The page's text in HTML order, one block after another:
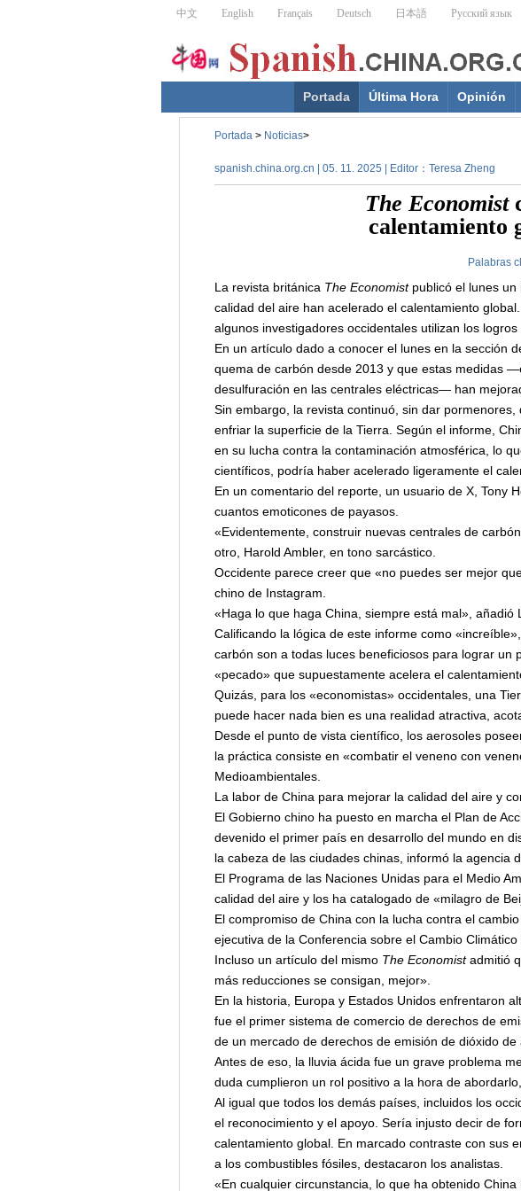
Portada Última Hora Opinión
Portada > Noticias>
spanish.china.org.cn | 05. 11. 2025 | Editor：Teresa Zheng
The Economist
calentamiento
Palabras
La revista británica The Economistpublicó el lunes un
calidad del aire han acelerado el calentamiento
algunos investigadores occidentales utilizan los
En un artículo dado a conocer el lunes en la sección
quema de carbón desde 2013 y que estas medidas
desulfuración en las centrales eléctricas— han
Sin embargo, la revista continuó, sin dar
enfriar la superficie de la Tierra. Según el informe,
en su lucha contra la contaminación atmosférica, lo
científicos, podría haber acelerado ligeramente el
En un comentario del reporte, un usuario de X, Tony
cuantos emoticones de payasos.
«Evidentemente, construir nuevas centrales de
otro, Harold Ambler, en tono sarcástico.
Occidente parece creer que «no puedes ser mejor
chino de Instagram.
«Haga lo que haga China, siempre está mal», añadió
Calificando la lógica de este informe como
carbón son a todas luces beneficiosos para lograr
«pecado» que supuestamente acelera el
Quizás, para los «economistas» occidentales, una
puede hacer nada bien es una realidad atractiva,
Desde el punto de vista científico, los aerosoles
la práctica consiste en «combatir el veneno con
Medioambientales.
La labor de China para mejorar la calidad del aire y
El Gobierno chino ha puesto en marcha el Plan de
devenido el primer país en desarrollo del mundo en
la cabeza de las ciudades chinas, informó la agencia
El Programa de las Naciones Unidas para el Medio
calidad del aire y los ha catalogado de «milagro de
El compromiso de China con la lucha contra el
ejecutiva de la Conferencia sobre el Cambio Climático
Incluso un artículo del mismo The Economistadmitió
más reducciones se consigan, mejor».
En la historia, Europa y Estados Unidos enfrentaron
fue el primer sistema de comercio de derechos de
de un mercado de derechos de emisión de dióxido de
Antes de eso, la lluvia ácida fue un grave problema
duda cumplieron un rol positivo a la hora de
Al igual que todos los demás países, incluidos los
el reconocimiento y el apoyo. Sería injusto decir de
calentamiento global. En marcado contraste con sus
a los combustibles fósiles, destacaron los analistas.
«En cualquier circunstancia, lo que ha obtenido